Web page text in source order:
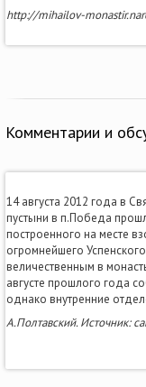
http://mihailov-
Комментарии и
14 августа 2012 года в
пустыни в п.Победа
построенного на месте
огромнейшего
величественным в
августе прошлого года
однако внутренние
А.Полтавский. Источник: